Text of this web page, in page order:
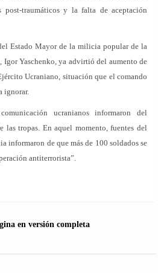
post-traumáticos y la falta de aceptación
Estado Mayor de la milicia popular de la
Igor Yaschenko, ya advirtió del aumento de
Ucraniano, situación que el comando
ignorar.
ucranianos informaron del
las tropas. En aquel momento, fuentes del
informaron de que más de 100 soldados se
antiterrorista”.
en versión completa